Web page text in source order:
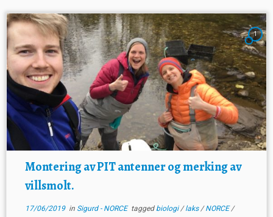
1
Montering av PIT antenner og merking av
villsmolt.
17/06/2019in Sigurd - NORCE tagged biologi/laks/NORCE/